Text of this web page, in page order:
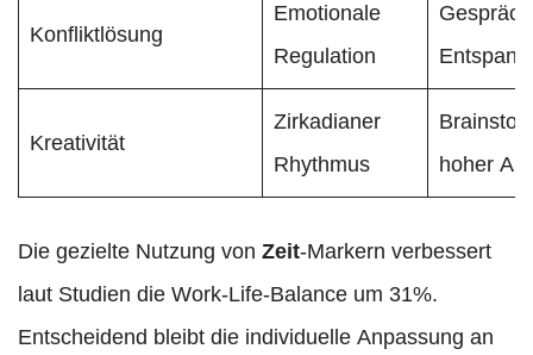
Konfliktlösung
Emotionale
Regulation
Kreativität
Zirkadianer
Rhythmus
hoher
Die gezielte Nutzung von Zeit-Markern verbessert
laut Studien die Work-Life-Balance um 31%.
Entscheidend bleibt die individuelle Anpassung an